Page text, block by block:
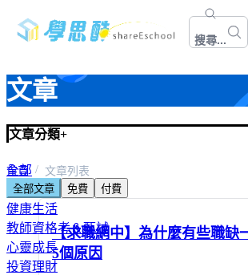
搜尋...
文章
文章分類+
全部
國考公職
健康生活
教師資格考＆甄試
心靈成長
投資理財
首頁
文章列表
全部文章
免費 付費
【求職網中】為什麼有些職缺
5個原因